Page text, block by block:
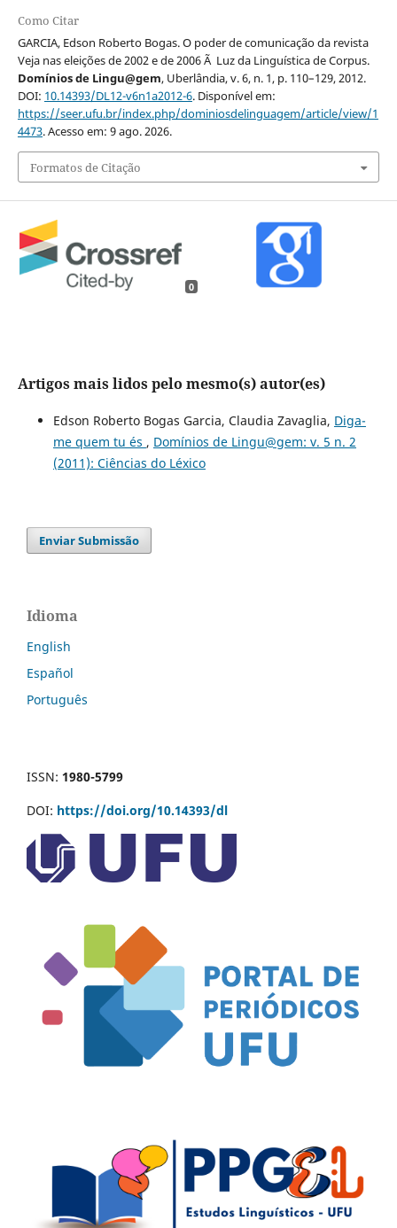
Como Citar
GARCIA, Edson Roberto Bogas. O poder de comunicação da revista
Veja nas eleições de 2002 e de 2006 Ã Luz da Linguística de Corpus.
Domínios de Lingu@gem, Uberlândia, v. 6, n. 1, p. 110–129, 2012.
DOI: 10.14393/DL12-v6n1a2012-6. Disponível em:
https://seer.ufu.br/index.php/dominiosdelinguagem/article/view/1
4473. Acesso em: 9 ago. 2026.
Formatos de Citação
0
Artigos mais lidos pelo mesmo(s) autor(es)
Edson Roberto Bogas Garcia, Claudia Zavaglia, Diga-
me quem tu és , Domínios de Lingu@gem: v. 5 n. 2
(2011): Ciências do Léxico
Enviar Submissão
Idioma
English
Español
Português
ISSN: 1980-5799
DOI: https://doi.org/10.14393/dl